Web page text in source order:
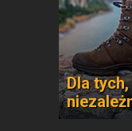
Dla